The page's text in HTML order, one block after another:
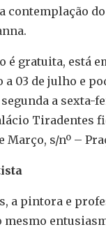
contemplação do
é gratuita, está
a 03 de julho e
a sexta-
Tiradentes
s/nº –
a pintora e
mesmo